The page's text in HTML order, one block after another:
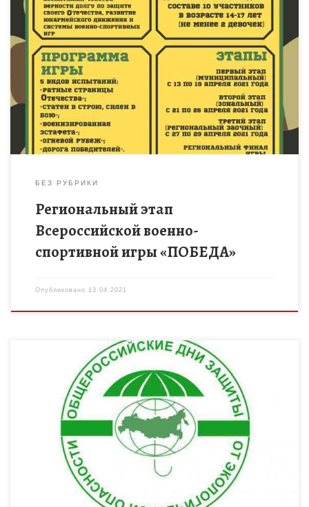
С 13 апреля 2021 года стартует муниципальный этап
Всероссийской военно-спортивной игры «Победа» (далее –
Игра). Цель Игры — совершенствование системы
патриотического воспитания, обеспечивающей
формирование у […]
БЕЗ РУБРИКИ
Региональный этап
Всероссийской военно-
спортивной игры «ПОБЕДА»
Опубликовано 13.04.2021
Областная акция «Дни защиты от экологической опасности»
стартует в регионе 15 апреля 2021 года. Акция проводится
ежегодно с 1994 года с целью формирования экологической
культуры […]